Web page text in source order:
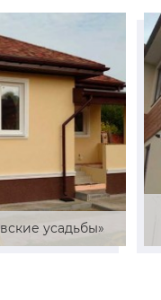
усадьбы»